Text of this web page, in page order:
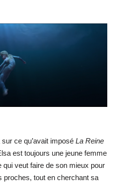
ce qu’avait imposé La Reine
est toujours une jeune femme
qui veut faire de son mieux pour
proches, tout en cherchant sa